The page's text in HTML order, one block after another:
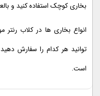
بخاری کوچک استفاده کنید و
انواع بخاری ها در کلاب
توانید هر کدام را سفارش
است.